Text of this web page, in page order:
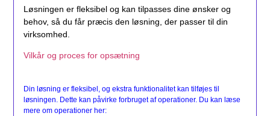
Løsningen er fleksibel og kan tilpasses dine ønsker og
behov, så du får præcis den løsning, der passer til din
virksomhed.
Vilkår og proces for opsætning
Din løsning er fleksibel, og ekstra funktionalitet kan tilføjes til
løsningen. Dette kan påvirke forbruget af operationer. Du kan læse
mere om operationer her: